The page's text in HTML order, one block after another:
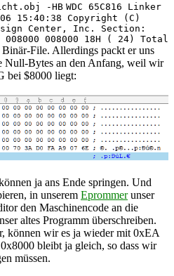
-HB WDC 65C816 Linker
15:40:38 Copyright (C)
Center, Inc. Section:
008000 008000 18H ( 24) Total
File. Allerdings packt er uns
Null-Bytes an den Anfang, weil wir
bei $8000 liegt:
ja ans Ende springen. Und
in unserem Eprommerunser
den Maschinencode an die
altes Programm überschreiben.
können wir es ja wieder mit 0xEA
bleibt ja gleich, so dass wir
müssen.